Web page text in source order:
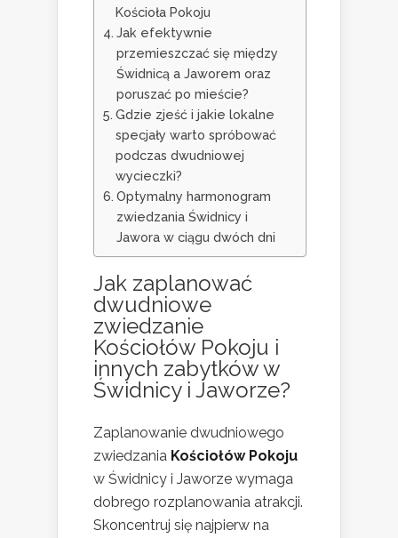
Kościoła Pokoju
Jak efektywnie
przemieszczać się między
Świdnicą a Jaworem oraz
poruszać po mieście?
Gdzie zjeść i jakie lokalne
specjały warto spróbować
podczas dwudniowej
wycieczki?
Optymalny harmonogram
zwiedzania Świdnicy i
Jawora w ciągu dwóch dni
Jak zaplanować
dwudniowe
zwiedzanie
Kościołów Pokoju i
innych zabytków w
Świdnicy i Jaworze?
Zaplanowanie dwudniowego
zwiedzania Kościołów Pokoju
w Świdnicy i Jaworze wymaga
dobrego rozplanowania atrakcji.
Skoncentruj się najpierw na